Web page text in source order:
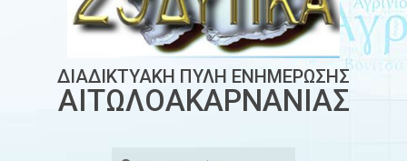
ΔΙΑΔΙΚΤΥΑΚΗ ΠΥΛΗ ΕΝΗΜΕΡΩΣΗΣ
ΑΙΤΩΛΟΑΚΑΡΝΑΝΙΑΣ